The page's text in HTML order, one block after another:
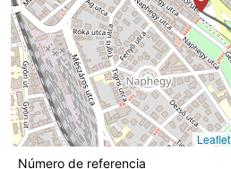
Leaflet
Número de referencia